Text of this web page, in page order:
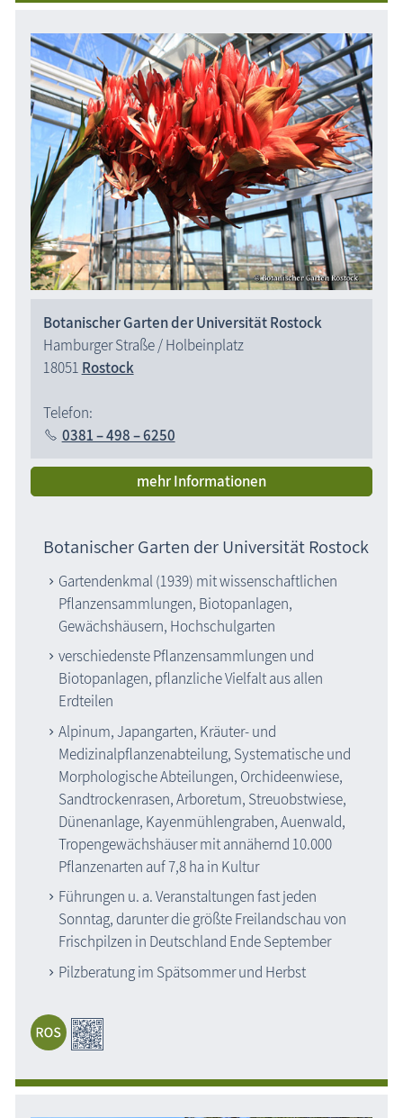
Botanischer Garten der Universität Rostock
Hamburger Straße / Holbeinplatz
18051 Rostock
Telefon:
0381 – 498 – 6250
mehr Informationen
Botanischer Garten der Universität Rostock
Gartendenkmal (1939) mit wissenschaft­lichen
Pflanzensammlungen, Biotopan­lagen,
Gewächshäusern, Hochschulgarten
verschiedenste Pflanzensammlungen und
Biotopanlagen, pflanzliche Vielfalt aus allen
Erdteilen
Alpinum, Japangarten, Kräuter- und
Medizinalpflanzenabteilung, Systematische und
Morphologische Abteilungen, Orchideenwiese,
Sandtrockenrasen, Arboretum, Streuobstwiese,
Dünenanlage, Kayenmühlengraben, Auenwald,
Tropengewächshäuser mit annähernd 10.000
Pflanzenarten auf 7,8 ha in Kultur
Führungen u. a. Veranstaltungen fast jeden
Sonntag, darunter die größte Freilandschau von
Frischpilzen in Deutschland Ende September
Pilzberatung im Spätsommer und Herbst